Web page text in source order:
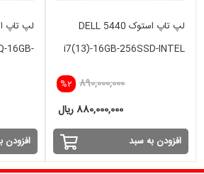
لپ تاپ استوک DELL 5440
i7(13)-16GB-256SSD-INTEL
%2 890,000,000
880,000,000 ریال
افزودن به سبد
16GB-
افزودن